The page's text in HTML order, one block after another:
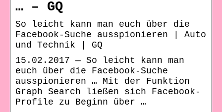
… – GQ
So leicht kann man euch über die
Facebook-Suche ausspionieren | Auto
und Technik | GQ
15.02.2017 — So leicht kann man
euch über die Facebook-Suche
ausspionieren … Mit der Funktion
Graph Search ließen sich Facebook-
Profile zu Beginn über …